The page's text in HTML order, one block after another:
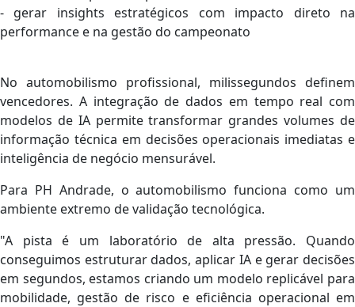
- gerar insights estratégicos com impacto direto na
performance e na gestão do campeonato
No automobilismo profissional, milissegundos definem
vencedores. A integração de dados em tempo real com
modelos de IA permite transformar grandes volumes de
informação técnica em decisões operacionais imediatas e
inteligência de negócio mensurável.
Para PH Andrade, o automobilismo funciona como um
ambiente extremo de validação tecnológica.
"A pista é um laboratório de alta pressão. Quando
conseguimos estruturar dados, aplicar IA e gerar decisões
em segundos, estamos criando um modelo replicável para
mobilidade, gestão de risco e eficiência operacional em